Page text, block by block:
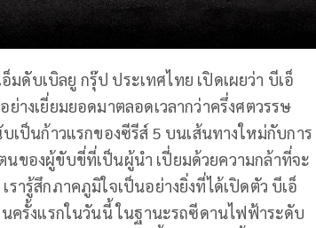
มดับเบิลยู กรุ๊ป ประเทศไทย เปิดเผยว่า บีเอ็
างเยี่ยมยอดมาตลอดเวลากว่าครึ่งศตวรรษ
เป็นก้าวแรกของซีรีส์ 5 บนเส้นทางใหม่กับการ
ของผู้ขับขี่ที่เป็นผู้นำ เปี่ยมด้วยความกล้าที่จะ
ารู้สึกภาคภูมิใจเป็นอย่างยิ่งที่ได้เปิดตัว บีเอ็
ครั้งแรกในวันนี้ ในฐานะรถซีดานไฟฟ้าระดับ